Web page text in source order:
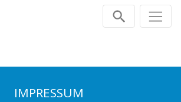
IMPRESSUM